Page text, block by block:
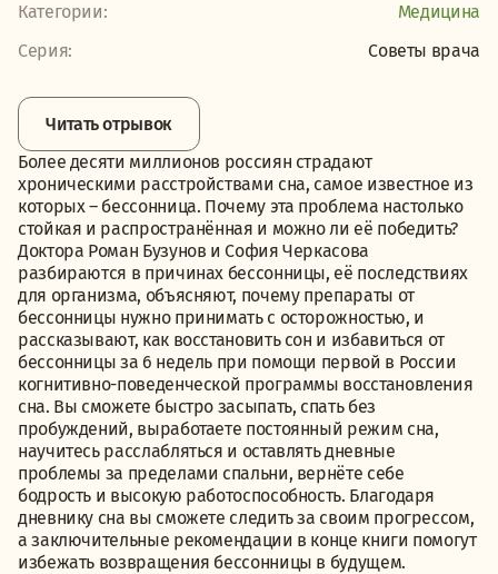
Категории:
Медицина
Серия:
Советы врача
Читать отрывок
Более десяти миллионов россиян страдают
хроническими расстройствами сна, самое известное из
которых – бессонница. Почему эта проблема настолько
стойкая и распространённая и можно ли её победить?
Доктора Роман Бузунов и София Черкасова
разбираются в причинах бессонницы, её последствиях
для организма, объясняют, почему препараты от
бессонницы нужно принимать с осторожностью, и
рассказывают, как восстановить сон и избавиться от
бессонницы за 6 недель при помощи первой в России
когнитивно-поведенческой программы восстановления
сна. Вы сможете быстро засыпать, спать без
пробуждений, выработаете постоянный режим сна,
научитесь расслабляться и оставлять дневные
проблемы за пределами спальни, вернёте себе
бодрость и высокую работоспособность. Благодаря
дневнику сна вы сможете следить за своим прогрессом,
а заключительные рекомендации в конце книги помогут
избежать возвращения бессонницы в будущем.